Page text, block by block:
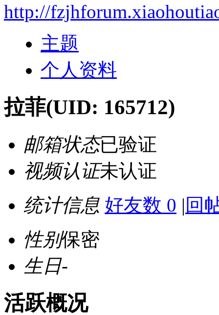
http://
主题
个人资料
拉菲(UID: 165712)
邮箱状态已验证
视频认证未认证
统计信息 好友数 0 | 回
性别保密
生日-
活跃概况